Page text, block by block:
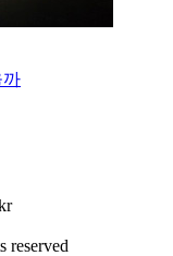
까
reserved